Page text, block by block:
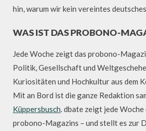
hin, warum wir kein vereintes deutsches
WAS IST DAS PROBONO-
Jede Woche zeigt das probono-
Politik, Gesellschaft und
Kuriositäten und Hochkultur aus dem
Mit an Bord ist die ganze Redaktion
Küppersbusch . dbate zeigt jede
probono-Magazins – und stellt es zur